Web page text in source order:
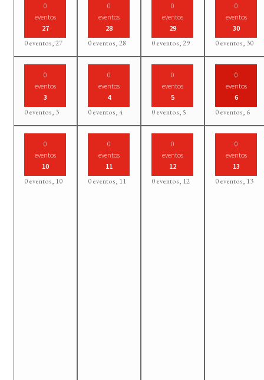
0
eventos
27
0 eventos,27
0
eventos
28
0 eventos,28
0
eventos
29
0 eventos,29
0
eventos
30
0 eventos, 30
0
eventos
3
0 eventos, 3
0
eventos
4
0 eventos, 4
0
eventos
5
0 eventos,5
0
eventos
6
0 eventos, 6
0
eventos
10
0 eventos, 10
0
eventos
11
0 eventos, 11
0
eventos
12
0 eventos, 12
0
eventos
13
0 eventos, 13